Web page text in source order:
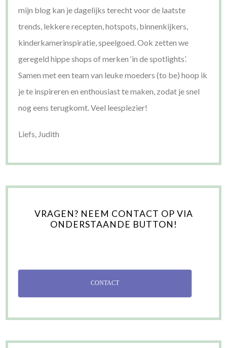
mijn blog kan je dagelijks terecht voor de laatste
trends, lekkere recepten, hotspots, binnenkijkers,
kinderkamerinspiratie, speelgoed. Ook zetten we
geregeld hippe shops of merken ‘in de spotlights’.
Samen met een team van leuke moeders (to be) hoop ik
je te inspireren en enthousiast te maken, zodat je snel
nog eens terugkomt. Veel leesplezier!
Liefs, Judith
VRAGEN? NEEM CONTACT OP VIA
ONDERSTAANDE BUTTON!
CONTACT